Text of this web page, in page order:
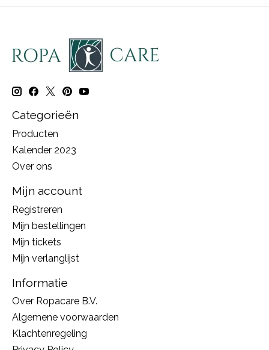
Categorieën
Producten
Kalender 2023
Over ons
Mijn account
Registreren
Mijn bestellingen
Mijn tickets
Mijn verlanglijst
Informatie
Over Ropacare B.V.
Algemene voorwaarden
Klachtenregeling